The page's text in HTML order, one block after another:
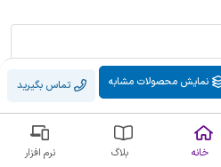
تماس بگیرید نمایش محصولات مشابه
خانه بلاگ نرم افزار